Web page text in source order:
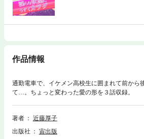
作品情報
通勤電車で、イケメン高校生に囲まれて前から
て…。ちょっと変わった愛の形を３話収録。
著者
近藤厚子
出版社
宙出版